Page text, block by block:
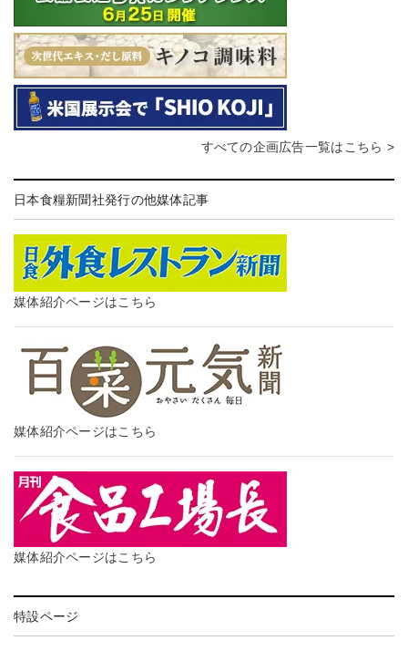
すべての企画広告一覧はこちら >
日本食糧新聞社発行の他媒体記事
媒体紹介ページはこちら
媒体紹介ページはこちら
媒体紹介ページはこちら
特設ページ